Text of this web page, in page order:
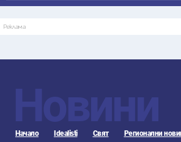
Реклама
Новини
Начало Idealisti Свят Регионални